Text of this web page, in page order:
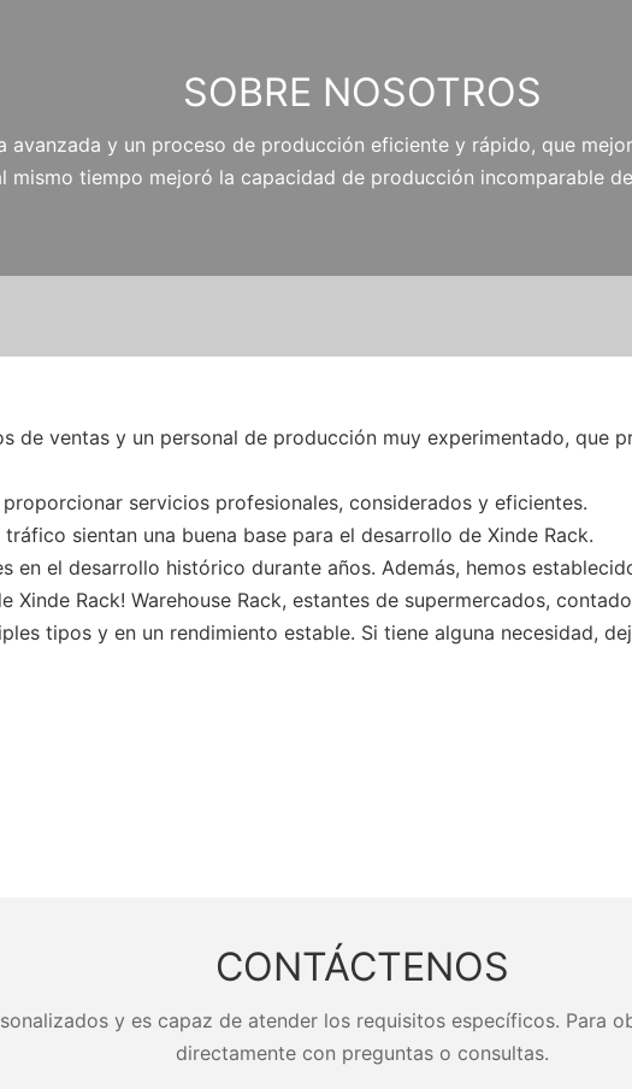
SOBRE NOSOTROS
avanzada y un proceso de producción eficiente y rápido, que
mismo tiempo mejoró la capacidad de producción incomparable
de ventas y un personal de producción muy experimentado, que
servicios profesionales, considerados y eficientes.
sientan una buena base para el desarrollo de Xinde Rack.
en el desarrollo histórico durante años. Además, hemos
Xinde Rack! Warehouse Rack, estantes de supermercados,
tipos y en un rendimiento estable. Si tiene alguna necesidad,
CONTÁCTENOS
y es capaz de atender los requisitos específicos. Para
directamente con preguntas o consultas.